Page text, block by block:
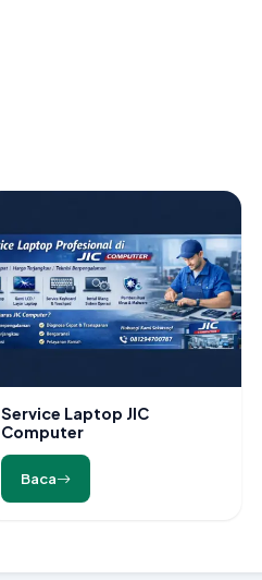
Service Laptop JIC
Computer
Baca